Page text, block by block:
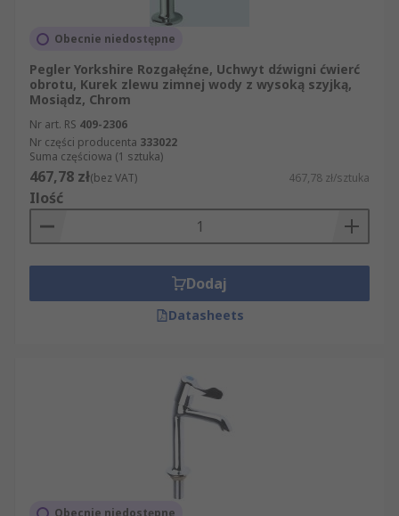
Obecnie niedostępne
Pegler Yorkshire Rozgałęźne, Uchwyt dźwigni ćwierć
obrotu, Kurek zlewu zimnej wody z wysoką szyjką,
Mosiądz, Chrom
Nr art. RS 409-2306
Nr części producenta 333022
Suma częściowa (1 sztuka)
467,78 zł(bez VAT) 467,78 zł/sztuka
Ilość
Dodaj
Datasheets
Obecnie niedostępne